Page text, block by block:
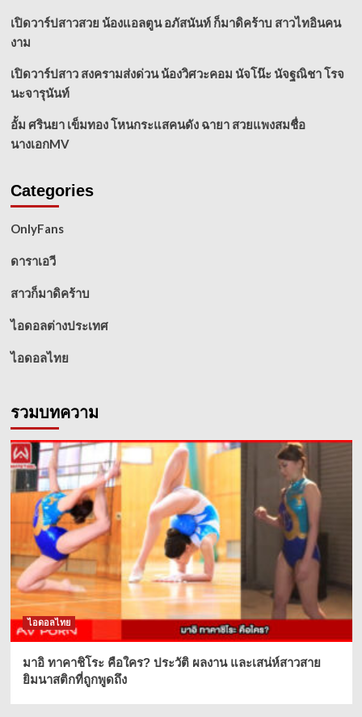
เปิดวาร์ปสาวสวย น้องแอลตูน อภัสนันท์ ก็มาดิคร้าบ สาวไทอินคน
งาม
เปิดวาร์ปสาว สงครามส่งด่วน น้องวิศวะคอม นัจโน๊ะ นัจฐณิชา โรจ
นะจารุนันท์
อั้ม ศรินยา เข็มทอง โหนกระแสคนดัง ฉายา สวยแพงสมชื่อ
นางเอกMV
Categories
OnlyFans
ดาราเอวี
สาวก็มาดิคร้าบ
ไอดอลต่างประเทศ
ไอดอลไทย
รวมบทความ
ไอดอลไทย
มาอิ ทาคาชิโระ คือใคร? ประวัติ ผลงาน และเสน่ห์สาวสาย
ยิมนาสติกที่ถูกพูดถึง